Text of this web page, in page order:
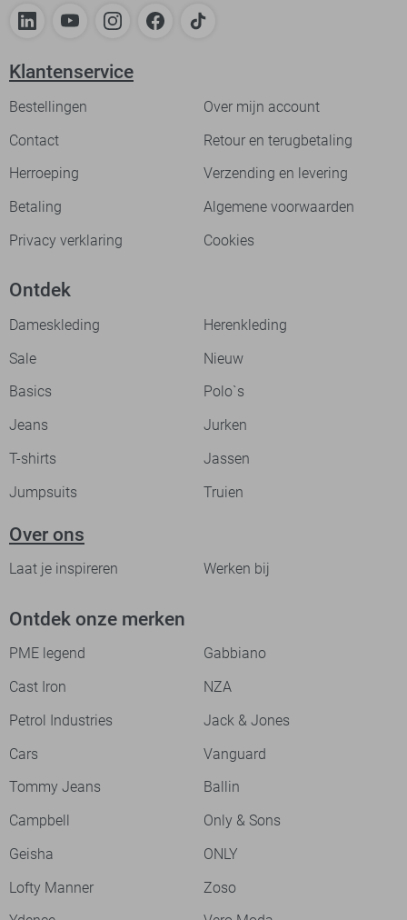
Klantenservice
Bestellingen
Over mijn account
Contact
Retour en terugbetaling
Herroeping
Verzending en levering
Betaling
Algemene voorwaarden
Privacy verklaring
Cookies
Ontdek
Dameskleding
Herenkleding
Sale
Nieuw
Basics
Polo`s
Jeans
Jurken
T-shirts
Jassen
Jumpsuits
Truien
Over ons
Laat je inspireren Werken bij
Ontdek onze merken
PME legend
Gabbiano
Cast Iron
NZA
Petrol Industries
Jack & Jones
Cars
Vanguard
Tommy Jeans
Ballin
Campbell
Only & Sons
Geisha
ONLY
Lofty Manner
Zoso